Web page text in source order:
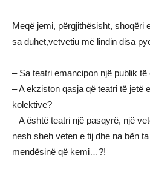
Meqë jemi, përgjithësisht, shoqëri
sa duhet,vetvetiu më lindin disa
– Sa teatri emancipon një publik të
– A ekziston qasja që teatri të jetë
kolektive?
– A është teatri një pasqyrë, një
nesh sheh veten e tij dhe na bën
mendësinë që kemi…?!